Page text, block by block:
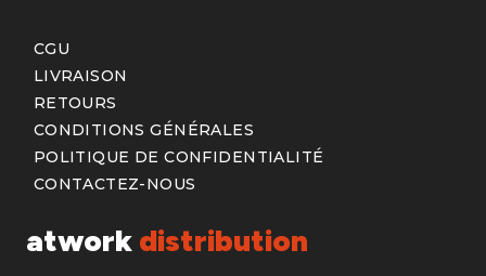
atwork distribution
CGU
LIVRAISON
RETOURS
CONDITIONS GÉNÉRALES
POLITIQUE DE CONFIDENTIALITÉ
CONTACTEZ-NOUS